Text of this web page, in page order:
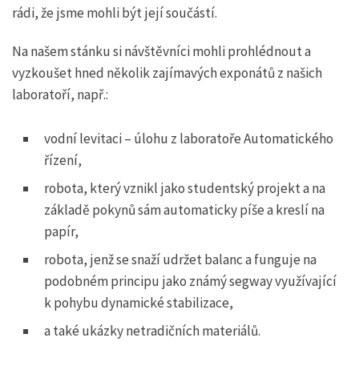
rádi, že jsme mohli být její součástí.
Na našem stánku si návštěvníci mohli prohlédnout a
vyzkoušet hned několik zajímavých exponátů z našich
laboratoří, např.:
vodní levitaci – úlohu z laboratoře Automatického
řízení,
robota, který vznikl jako studentský projekt a na
základě pokynů sám automaticky píše a kreslí na
papír,
robota, jenž se snaží udržet balanc a funguje na
podobném principu jako známý segway využívající
k pohybu dynamické stabilizace,
a také ukázky netradičních materiálů.